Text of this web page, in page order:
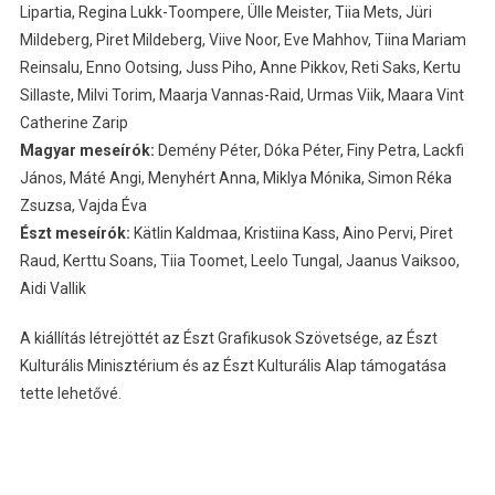
Lipartia, Regina Lukk-Toompere, Ülle Meister, Tiia Mets, Jüri
Mildeberg, Piret Mildeberg, Viive Noor, Eve Mahhov, Tiina Mariam
Reinsalu, Enno Ootsing, Juss Piho, Anne Pikkov, Reti Saks, Kertu
Sillaste, Milvi Torim, Maarja Vannas-Raid, Urmas Viik, Maara Vint
Catherine Zarip
Magyar meseírók: Demény Péter, Dóka Péter, Finy Petra, Lackfi
János, Máté Angi, Menyhért Anna, Miklya Mónika, Simon Réka
Zsuzsa, Vajda Éva
Észt meseírók: Kätlin Kaldmaa, Kristiina Kass, Aino Pervi, Piret
Raud, Kerttu Soans, Tiia Toomet, Leelo Tungal, Jaanus Vaiksoo,
Aidi Vallik
A kiállítás létrejöttét az Észt Grafikusok Szövetsége, az Észt
Kulturális Minisztérium és az Észt Kulturális Alap támogatása
tette lehetővé.